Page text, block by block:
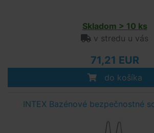
Skladom > 10 ks
v stredu u vás
71,21 EUR
do košíka
INTEX Bazénové bezpečnostné